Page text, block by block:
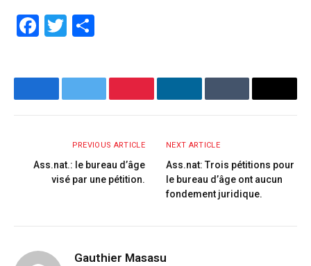
Facebook
Twitter
FacebookTwitter PinterestLinkedInTumblr Email
PREVIOUS ARTICLE
Ass.nat.: le bureau d’âge
visé par une pétition.
NEXT ARTICLE
Ass.nat: Trois pétitions pour
le bureau d’âge ont aucun
fondement juridique.
Gauthier Masasu